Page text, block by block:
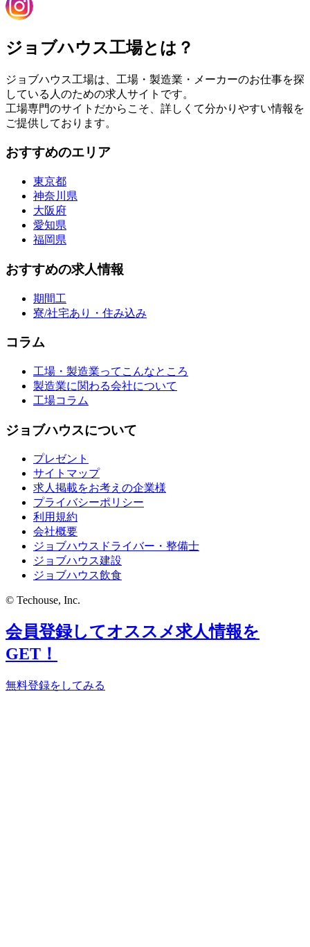
ジョブハウス工場とは？
ジョブハウス工場は、工場・製造業・メーカーのお仕事を探
している人のための求人サイトです。
工場専門のサイトだからこそ、詳しくて分かりやすい情報を
ご提供しております。
おすすめのエリア
東京都
神奈川県
大阪府
愛知県
福岡県
おすすめの求人情報
期間工
寮/社宅あり・住み込み
コラム
工場・製造業ってこんなところ
製造業に関わる会社について
工場コラム
ジョブハウスについて
プレゼント
サイトマップ
求人掲載をお考えの企業様
プライバシーポリシー
利用規約
会社概要
ジョブハウスドライバー・整備士
ジョブハウス建設
ジョブハウス飲食
© Techouse, Inc.
会員登録してオススメ求人情報を
GET！
無料登録をしてみる